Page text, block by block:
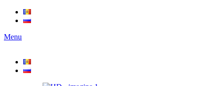
Menu